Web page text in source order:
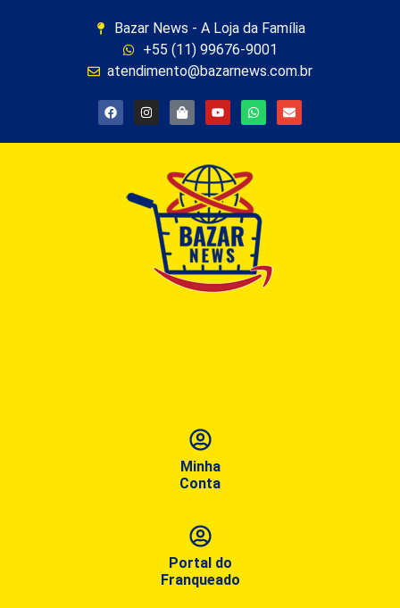
Bazar News - A Loja da Família
+55 (11) 99676-9001
atendimento@bazarnews.com.br
Minha
Conta
Portal do
Franqueado